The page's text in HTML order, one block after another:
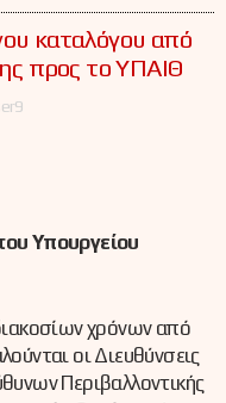
καταλόγου από
προς το ΥΠΑΙΘ
Υπουργείου
χρόνων από
οι Διευθύνσεις
Περιβαλλοντικής